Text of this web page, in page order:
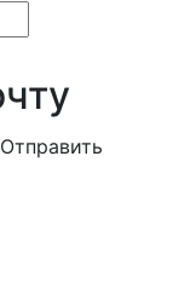
Отправить